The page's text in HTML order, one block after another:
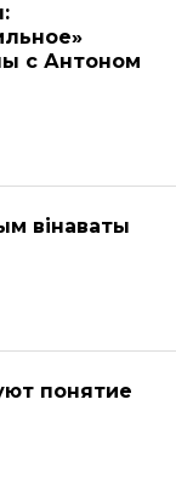
с Антоном
вінаваты
понятие